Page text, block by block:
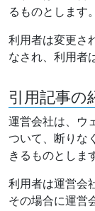
るものとします。
利用者は変更さ
なされ、利用者
引用記事の
運営会社は、ウ
ついて、断りな
きるものとしま
利用者は運営会
その場合に運営